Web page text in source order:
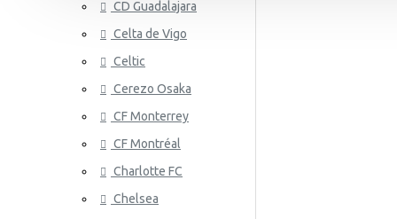
Estados Unidos
Japón
Países Bajos
Marruecos
Vini Jr
CD Guadalajara
Celta de Vigo
Celtic
Cerezo Osaka
CF Monterrey
CF Montréal
Charlotte FC
Chelsea